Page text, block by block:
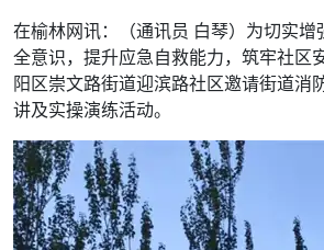
在榆林网讯：（通讯员 白琴）为切实增
全意识，提升应急自救能力，筑牢社区
阳区崇文路街道迎滨路社区邀请街道消
讲及实操演练活动。